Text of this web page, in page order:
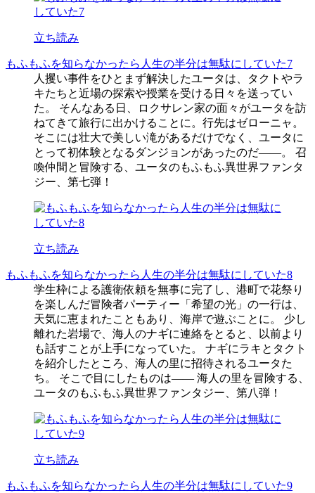
立ち読み
もふもふを知らなかったら人生の半分は無駄にしていた7
人攫い事件をひとまず解決したユータは、タクトやラ
キたちと近場の探索や授業を受ける日々を送ってい
た。 そんなある日、ロクサレン家の面々がユータを訪
ねてきて旅行に出かけることに。行先はゼローニャ。
そこには壮大で美しい滝があるだけでなく、ユータに
とって初体験となるダンジョンがあったのだ――。 召
喚仲間と冒険する、ユータのもふもふ異世界ファンタ
ジー、第七弾！
立ち読み
もふもふを知らなかったら人生の半分は無駄にしていた8
学生枠による護衛依頼を無事に完了し、港町で花祭り
を楽しんだ冒険者パーティー「希望の光」の一行は、
天気に恵まれたこともあり、海岸で遊ぶことに。 少し
離れた岩場で、海人のナギに連絡をとると、以前より
も話すことが上手になっていた。 ナギにラキとタクト
を紹介したところ、海人の里に招待されるユータた
ち。 そこで目にしたものは―― 海人の里を冒険する、
ユータのもふもふ異世界ファンタジー、第八弾！
立ち読み
もふもふを知らなかったら人生の半分は無駄にしていた9